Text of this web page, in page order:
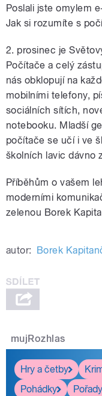
Poslali jste omylem
Jak si rozumíte s
2. prosinec je
Počítače a celý
nás obklopují na
mobilními telefony,
sociálních sítích,
notebooku. Mladší
počítače se učí i ve
školních lavic dávno
Příběhům o vašem
moderními
zelenou Borek
autor: Borek
mujRozhlas
Hry a četby
Pohádky
Pořady